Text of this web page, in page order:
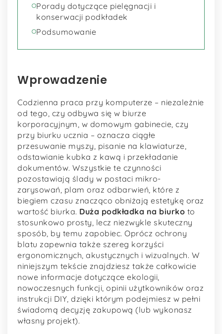
Porady dotyczące pielęgnacji i
konserwacji podkładek
Podsumowanie
Wprowadzenie
Codzienna praca przy komputerze – niezależnie
od tego, czy odbywa się w biurze
korporacyjnym, w domowym gabinecie, czy
przy biurku ucznia – oznacza ciągłe
przesuwanie myszy, pisanie na klawiaturze,
odstawianie kubka z kawą i przekładanie
dokumentów. Wszystkie te czynności
pozostawiają ślady w postaci mikro-
zarysowań, plam oraz odbarwień, które z
biegiem czasu znacząco obniżają estetykę oraz
wartość biurka. Duża podkładka na biurko to
stosunkowo prosty, lecz niezwykle skuteczny
sposób, by temu zapobiec. Oprócz ochrony
blatu zapewnia także szereg korzyści
ergonomicznych, akustycznych i wizualnych. W
niniejszym tekście znajdziesz także całkowicie
nowe informacje dotyczące ekologii,
nowoczesnych funkcji, opinii użytkowników oraz
instrukcji DIY, dzięki którym podejmiesz w pełni
świadomą decyzję zakupową (lub wykonasz
własny projekt).